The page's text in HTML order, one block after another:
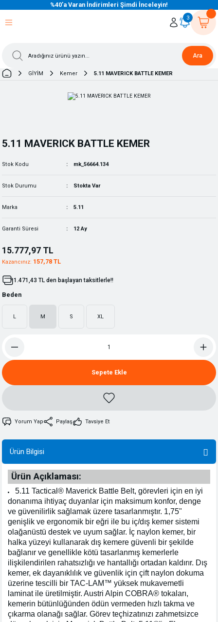
%40’a Varan İndirimleri Şimdi İnceleyin!
Ara
3
GİYİM Kemer 5.11 MAVERICK BATTLE KEMER
5.11 MAVERICK BATTLE KEMER
Stok Kodu mk_56664.134
Stok Durumu Stokta Var
Marka 5.11
Garanti Süresi 12 Ay
15.777,97 TL
Kazancınız: 157,78 TL
1.471,43 TL den başlayan taksitlerle!!
Beden
L M S XL
Sepete Ekle
Yorum Yap Paylaş Tavsiye Et
Ürün Bilgisi
Ürün Açıklaması:
5.11 Tactical® Maverick Battle Belt, görevleri için en iyi
donanıma ihtiyaç duyanlar için maksimum konfor, denge
ve güvenilirlik sağlamak üzere tasarlanmıştır. 1,75"
genişlik ve ergonomik bir eğri ile bu iç/dış kemer sistemi
olağanüstü destek ve uyum sağlar. İç naylon kemer, bir
halka yüzeyi kullanarak dış kemere güvenli bir şekilde
bağlanır ve genellikle kötü tasarlanmış kemerlerle
ilişkilendirilen rahatsızlığı ve hantallığı ortadan kaldırır. Dış
kemer, ek dayanıklılık ve güvenlik için çift naylon dokuma
üzerine tescilli bir TAC-LAM™ yüksek mukavemetli
laminat ile üretilmiştir. Austri Alpin COBRA® tokaları,
kemerin bütünlüğünden ödün vermeden hızlı takma ve
çıkarma olanağı sağlar. Görev teçhizatınızı zahmetsizce